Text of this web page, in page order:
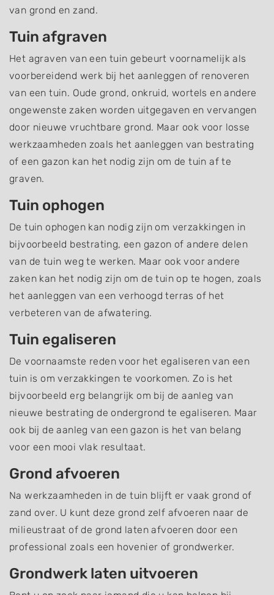
van grond en zand.
Tuin afgraven
Het agraven van een tuin gebeurt voornamelijk als
voorbereidend werk bij het aanleggen of renoveren
van een tuin. Oude grond, onkruid, wortels en andere
ongewenste zaken worden uitgegaven en vervangen
door nieuwe vruchtbare grond. Maar ook voor losse
werkzaamheden zoals het aanleggen van bestrating
of een gazon kan het nodig zijn om de tuin af te
graven.
Tuin ophogen
De tuin ophogen kan nodig zijn om verzakkingen in
bijvoorbeeld bestrating, een gazon of andere delen
van de tuin weg te werken. Maar ook voor andere
zaken kan het nodig zijn om de tuin op te hogen, zoals
het aanleggen van een verhoogd terras of het
verbeteren van de afwatering.
Tuin egaliseren
De voornaamste reden voor het egaliseren van een
tuin is om verzakkingen te voorkomen. Zo is het
bijvoorbeeld erg belangrijk om bij de aanleg van
nieuwe bestrating de ondergrond te egaliseren. Maar
ook bij de aanleg van een gazon is het van belang
voor een mooi vlak resultaat.
Grond afvoeren
Na werkzaamheden in de tuin blijft er vaak grond of
zand over. U kunt deze grond zelf afvoeren naar de
milieustraat of de grond laten afvoeren door een
professional zoals een hovenier of grondwerker.
Grondwerk laten uitvoeren